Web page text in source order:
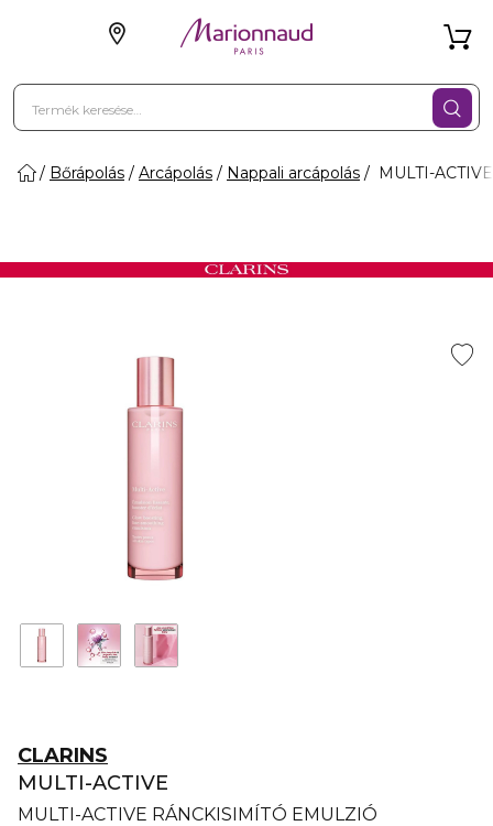
Bőrápolás Arcápolás Nappali arcápolás MULTI-
CLARINS
MULTI-ACTIVE
MULTI-ACTIVE RÁNCKISIMÍTÓ EMULZIÓ